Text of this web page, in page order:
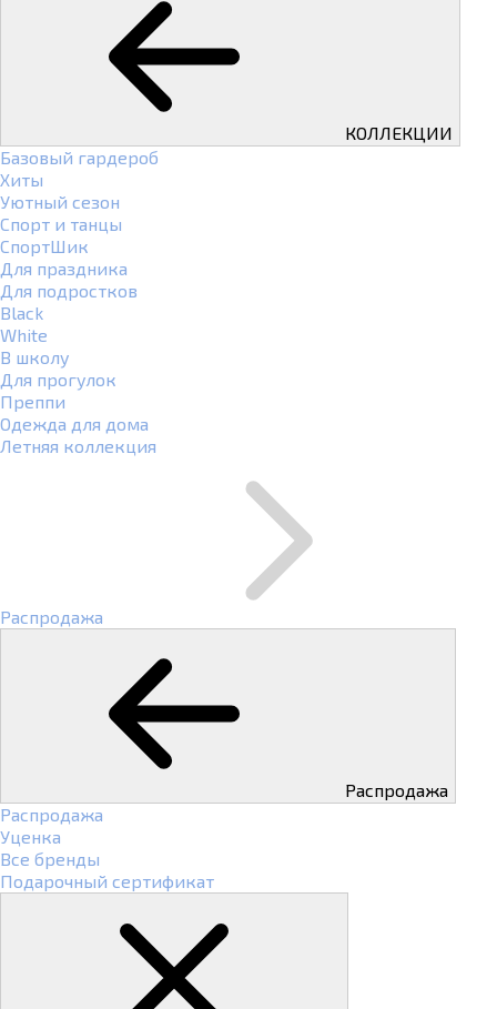
КОЛЛЕКЦИИ
Базовый гардероб
Хиты
Уютный сезон
Спорт и танцы
СпортШик
Для праздника
Для подростков
Black
White
В школу
Для прогулок
Преппи
Одежда для дома
Летняя коллекция
Распродажа
Распродажа
Распродажа
Уценка
Все бренды
Подарочный сертификат